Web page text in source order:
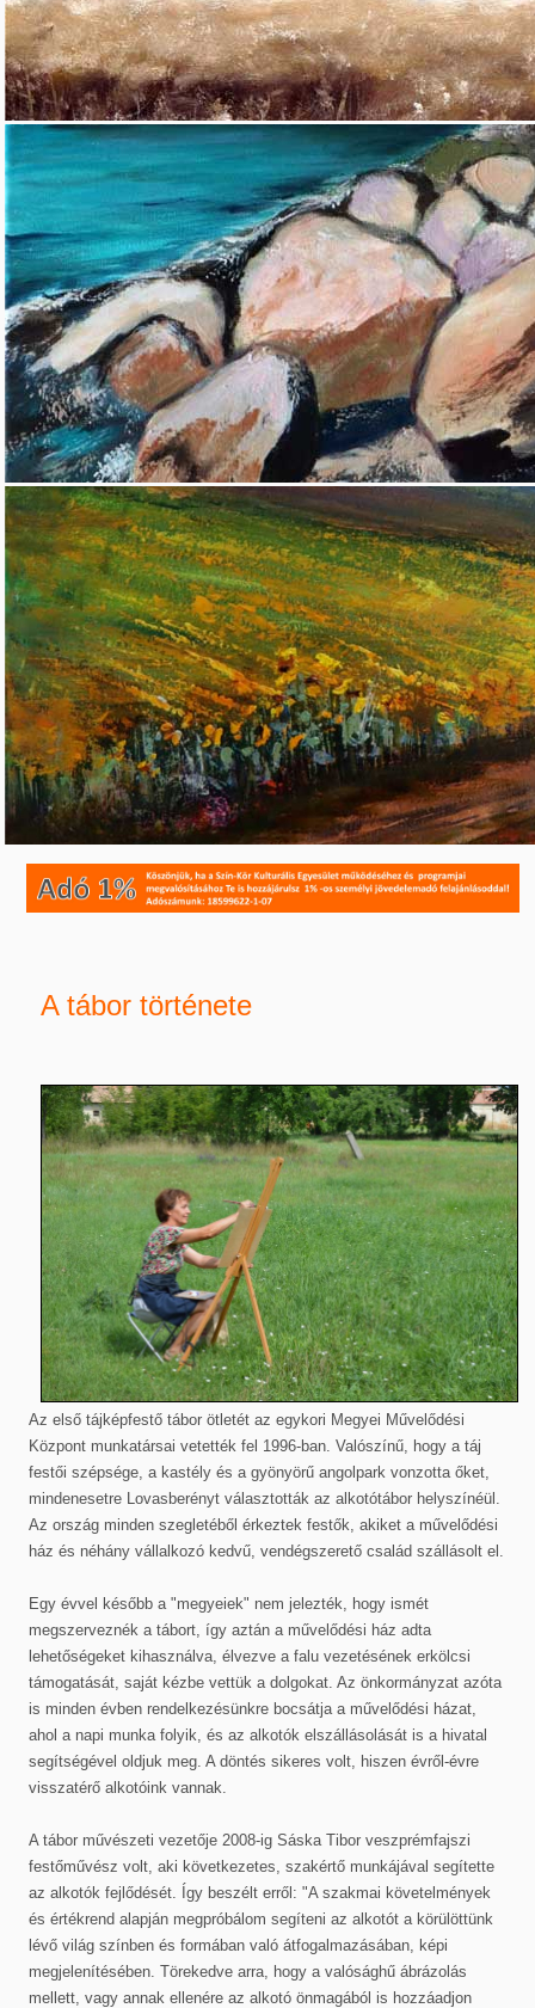
A tábor története
Az első tájképfestő tábor ötletét az egykori Megyei Művelődési
Központ munkatársai vetették fel 1996-ban. Valószínű, hogy a táj
festői szépsége, a kastély és a gyönyörű angolpark vonzotta őket,
mindenesetre Lovasberényt választották az alkotótábor helyszínéül.
Az ország minden szegletéből érkeztek festők, akiket a művelődési
ház és néhány vállalkozó kedvű, vendégszerető család szállásolt el.
Egy évvel később a "megyeiek" nem jelezték, hogy ismét
megszerveznék a tábort, így aztán a művelődési ház adta
lehetőségeket kihasználva, élvezve a falu vezetésének erkölcsi
támogatását, saját kézbe vettük a dolgokat. Az önkormányzat azóta
is minden évben rendelkezésünkre bocsátja a művelődési házat,
ahol a napi munka folyik, és az alkotók elszállásolását is a hivatal
segítségével oldjuk meg. A döntés sikeres volt, hiszen évről-évre
visszatérő alkotóink vannak.
A tábor művészeti vezetője 2008-ig Sáska Tibor veszprémfajszi
festőművész volt, aki következetes, szakértő munkájával segítette
az alkotók fejlődését. Így beszélt erről: "A szakmai követelmények
és értékrend alapján megpróbálom segíteni az alkotót a körülöttünk
lévő világ színben és formában való átfogalmazásában, képi
megjelenítésében. Törekedve arra, hogy a valósághű ábrázolás
mellett, vagy annak ellenére az alkotó önmagából is hozzáadjon